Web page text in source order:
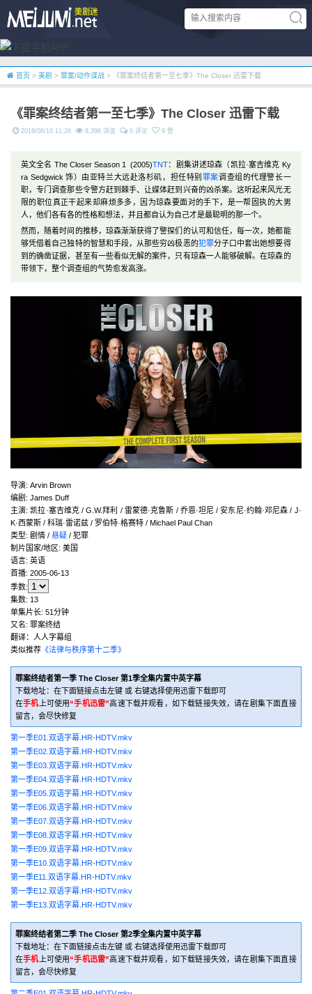
首页 > 美剧 > 罪案/动作谍战 > 《罪案终结者第一至七季》The Closer 迅雷下载
《罪案终结者第一至七季》The Closer 迅雷下载
2018/08/10 11:26 8,396 浏览 0 评论 9 赞
英文全名 The Closer Season 1 (2005)TNT：剧集讲述琼森（凯拉·塞吉维克 Ky
ra Sedgwick 饰）由亚特兰大远赴洛杉矶，担任特别 罪案调查组的代理警长一
职，专门调查那些令警方赶到棘手、让媒体赶到兴奋的凶杀案。这听起来风光无
限的职位真正干起来却麻烦多多，因为琼森要面对的手下，是一帮固执的大男
人，他们各有各的性格和想法，并且都自认为自己才是最聪明的那一个。
然而，随着时间的推移，琼森渐渐获得了警探们的认可和信任，每一次，她都能
够凭借着自己独特的智慧和手段，从那些穷凶极恶的犯罪分子口中套出她想要得
到的确凿证据，甚至有一些看似无解的案件，只有琼森一人能够破解。在琼森的
带领下，整个调查组的气势愈发高涨。
导演: Arvin Brown
编剧 : James Duff
主演: 凯拉·塞吉维克 / G.W.拜利 / 雷蒙德·克鲁斯 / 乔恩·坦尼 / 安东尼·约翰·邓尼森 / J·
K·西蒙斯 / 科瑞·雷诺兹 / 罗伯特·格赛特 / Michael Paul Chan
类型: 剧情 / 悬疑 / 犯罪
制片国家/地区: 美国
语言: 英语
首播: 2005-06-13
季数:
集数: 13
单集片长: 51分钟
又名: 罪案终结
翻译：人人字幕组
类似推荐 《法律与秩序第十二季》
罪案终结者第一季 The Closer 第1季全集内置中英字幕
下载地址：在下面链接点击左键 或 右键选择使用迅雷下载即可
在手机上可使用“手机迅雷”高速下载并观看，如下载链接失效，请在剧集下面直接
留言，会尽快修复
第一季E01.双语字幕.HR-HDTV.mkv
第一季E02.双语字幕.HR-HDTV.mkv
第一季E03.双语字幕.HR-HDTV.mkv
第一季E04.双语字幕.HR-HDTV.mkv
第一季E05.双语字幕.HR-HDTV.mkv
第一季E06.双语字幕.HR-HDTV.mkv
第一季E07.双语字幕.HR-HDTV.mkv
第一季E08.双语字幕.HR-HDTV.mkv
第一季E09.双语字幕.HR-HDTV.mkv
第一季E10.双语字幕.HR-HDTV.mkv
第一季E11.双语字幕.HR-HDTV.mkv
第一季E12.双语字幕.HR-HDTV.mkv
第一季E13.双语字幕.HR-HDTV.mkv
罪案终结者第二季 The Closer 第2季全集内置中英字幕
下载地址：在下面链接点击左键 或 右键选择使用迅雷下载即可
在手机上可使用“手机迅雷”高速下载并观看，如下载链接失效，请在剧集下面直接
留言，会尽快修复